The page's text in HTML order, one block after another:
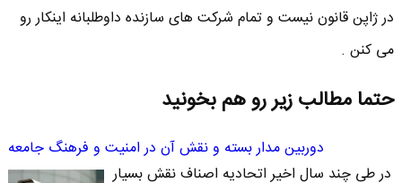
در ژاپن قانون نیست و تمام شرکت های سازنده داوطلبانه اینکار رو
می کنن .
حتما مطالب زیر رو هم بخونید
دوربین مدار بسته و نقش آن در امنیت و فرهنگ جامعه
در طی چند سال اخیر اتحادیه اصناف نقش بسیار